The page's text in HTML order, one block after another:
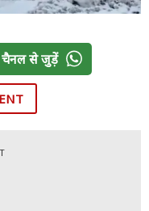
चैनल से जुड़ें